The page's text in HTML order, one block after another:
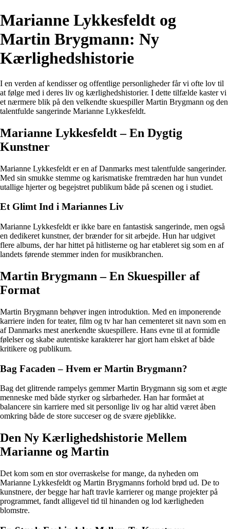
Marianne Lykkesfeldt og
Martin Brygmann: Ny
Kærlighedshistorie
I en verden af kendisser og offentlige personligheder får vi ofte lov til
at følge med i deres liv og kærlighedshistorier. I dette tilfælde kaster vi
et nærmere blik på den velkendte skuespiller Martin Brygmann og den
talentfulde sangerinde Marianne Lykkesfeldt.
Marianne Lykkesfeldt – En Dygtig
Kunstner
Marianne Lykkesfeldt er en af Danmarks mest talentfulde sangerinder.
Med sin smukke stemme og karismatiske fremtræden har hun vundet
utallige hjerter og begejstret publikum både på scenen og i studiet.
Et Glimt Ind i Mariannes Liv
Marianne Lykkesfeldt er ikke bare en fantastisk sangerinde, men også
en dedikeret kunstner, der brænder for sit arbejde. Hun har udgivet
flere albums, der har hittet på hitlisterne og har etableret sig som en af
landets førende stemmer inden for musikbranchen.
Martin Brygmann – En Skuespiller af
Format
Martin Brygmann behøver ingen introduktion. Med en imponerende
karriere inden for teater, film og tv har han cementeret sit navn som en
af Danmarks mest anerkendte skuespillere. Hans evne til at formidle
følelser og skabe autentiske karakterer har gjort ham elsket af både
kritikere og publikum.
Bag Facaden – Hvem er Martin Brygmann?
Bag det glitrende rampelys gemmer Martin Brygmann sig som et ægte
menneske med både styrker og sårbarheder. Han har formået at
balancere sin karriere med sit personlige liv og har altid været åben
omkring både de store succeser og de svære øjeblikke.
Den Ny Kærlighedshistorie Mellem
Marianne og Martin
Det kom som en stor overraskelse for mange, da nyheden om
Marianne Lykkesfeldt og Martin Brygmanns forhold brød ud. De to
kunstnere, der begge har haft travle karrierer og mange projekter på
programmet, fandt alligevel tid til hinanden og lod kærligheden
blomstre.